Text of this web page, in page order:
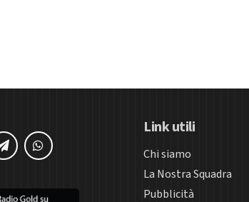
Link utili
Chi siamo
La Nostra Squadra
Pubblicità